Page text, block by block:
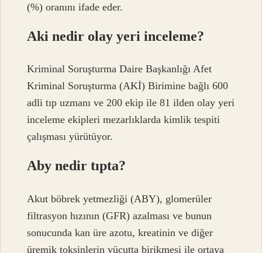
(%) oranını ifade eder.
Aki nedir olay yeri inceleme?
Kriminal Soruşturma Daire Başkanlığı Afet
Kriminal Soruşturma (AKİ) Birimine bağlı 600
adli tıp uzmanı ve 200 ekip ile 81 ilden olay yeri
inceleme ekipleri mezarlıklarda kimlik tespiti
çalışması yürütüyor.
Aby nedir tıpta?
Akut böbrek yetmezliği (ABY), glomerüler
filtrasyon hızının (GFR) azalması ve bunun
sonucunda kan üre azotu, kreatinin ve diğer
üremik toksinlerin vücutta birikmesi ile ortaya